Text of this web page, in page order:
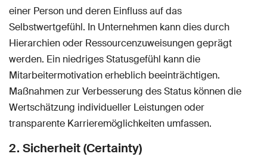
einer Person und deren Einfluss auf das
Selbstwertgefühl. In Unternehmen kann dies durch
Hierarchien oder Ressourcenzuweisungen geprägt
werden. Ein niedriges Statusgefühl kann die
Mitarbeitermotivation erheblich beeinträchtigen.
Maßnahmen zur Verbesserung des Status können die
Wertschätzung individueller Leistungen oder
transparente Karrieremöglichkeiten umfassen.
2. Sicherheit (Certainty)